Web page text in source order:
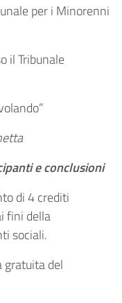
per i Minorenni
il Tribunale
e conclusioni
di 4 crediti
fini della
sociali.
gratuita del